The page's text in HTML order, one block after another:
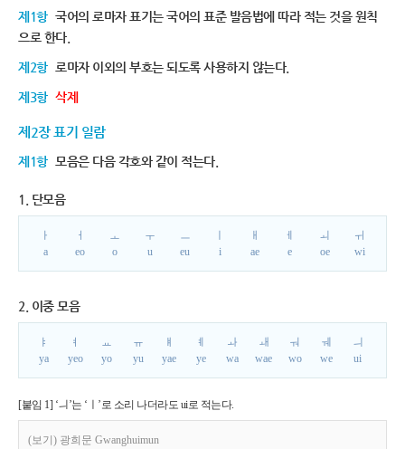
제1항 국어의 로마자 표기는 국어의 표준 발음법에 따라 적는 것을 원칙
으로 한다.
제2항 로마자 이외의 부호는 되도록 사용하지 않는다.
제3항 삭제
제2장 표기 일람
제1항 모음은 다음 각호와 같이 적는다.
1. 단모음
ㅏ
a
ㅓ
eo
ㅗ
o
ㅜ
u
ㅡ
eu
i
ㅐ
ae
ㅔ
e
ㅚ
oe
ㅟ
wi
2. 이중 모음
ㅑ
ya
ㅕ
yeo
ㅛ
yo
ㅠ
yu
ㅒ
yae
ㅖ
ye
ㅘ
wa
ㅙ
wae
ㅝ
wo
ㅞ
we
ㅢ
ui
[붙임 1] ‘ㅢ’는 ‘ㅣ’로 소리 나더라도 ui로 적는다.
(보기) 광희문 Gwanghuimun